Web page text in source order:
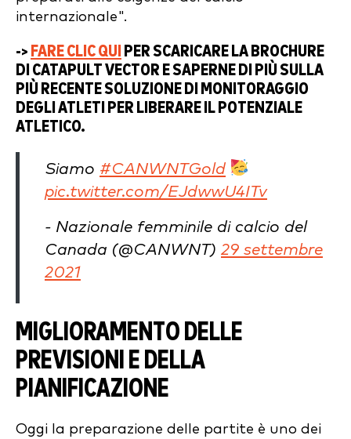
internazionale".
-> FARE CLIC QUI PER SCARICARE LA BROCHURE
DI CATAPULT VECTOR E SAPERNE DI PIÙ SULLA
PIÙ RECENTE SOLUZIONE DI MONITORAGGIO
DEGLI ATLETI PER LIBERARE IL POTENZIALE
ATLETICO.
Siamo #CANWNTGold
pic.twitter.com/EJdwwU4ITv
- Nazionale femminile di calcio del
Canada (@CANWNT) 29 settembre
2021
MIGLIORAMENTO DELLE
PREVISIONI E DELLA
PIANIFICAZIONE
Oggi la preparazione delle partite è uno dei